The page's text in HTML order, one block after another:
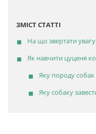
ЗМІСТ СТАТТІ
На що звертати
Як навчити цуценя
Яку породу
Яку собаку